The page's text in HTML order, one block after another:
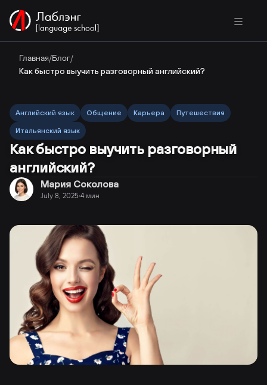
Главная/Блог/
Как быстро выучить разговорный английский?
Английский язык Общение Карьера Путешествия
Итальянский язык
Как быстро выучить разговорный
английский?
Мария Соколова
July 8, 2025·4мин